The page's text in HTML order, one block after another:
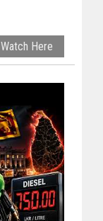
Watch Here